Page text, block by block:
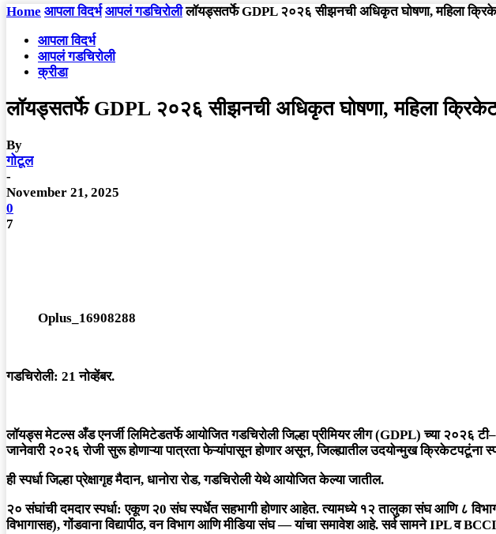
Home आपला विदर्भ आपलं गडचिरोली लॉयड्सतर्फे GDPL २०२६ सीझनची अधिकृत घोषणा, महिला
आपला विदर्भ
आपलं गडचिरोली
क्रीडा
लॉयड्सतर्फे GDPL २०२६ सीझनची अधिकृत घोषणा, महिला
By
गोटूल
-
November 21, 2025
0
7
Oplus_16908288
गडचिरोली: 21 नोव्हेंबर.
लॉयड्स मेटल्स अँड एनर्जी लिमिटेडतर्फे आयोजित गडचिरोली जिल्हा प्रीमियर लीग (GDPL) च्या
जानेवारी २०२६ रोजी सुरू होणाऱ्या पात्रता फेऱ्यांपासून होणार असून, जिल्ह्यातील उदयोन्मुख
ही स्पर्धा जिल्हा प्रेक्षागृह मैदान, धानोरा रोड, गडचिरोली येथे आयोजित केल्या जातील.
२० संघांची दमदार स्पर्धा: एकूण २0 संघ स्पर्धेत सहभागी होणार आहेत. त्यामध्ये १२ तालुका संघ आणि ८
विभागासह), गोंडवाना विद्यापीठ, वन विभाग आणि मीडिया संघ — यांचा समावेश आहे. सर्व सामने IPL व